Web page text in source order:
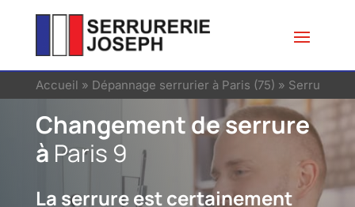
Accueil » Dépannage serrurier à Paris (75) » Serrurier à
Changement de serrure
à Paris 9
La serrure est certainement